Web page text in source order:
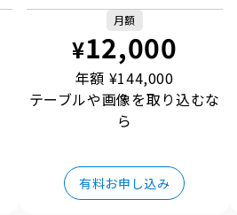
月額
¥12,000
年額 ¥144,000
テーブルや画像を取り込むな
ら
有料お申し込み